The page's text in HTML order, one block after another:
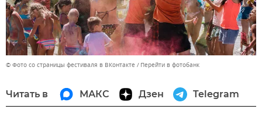
© Фото со страницы фестиваля в ВКонтакте Перейти в фотобанк
Читать в МАКС Дзен Telegram